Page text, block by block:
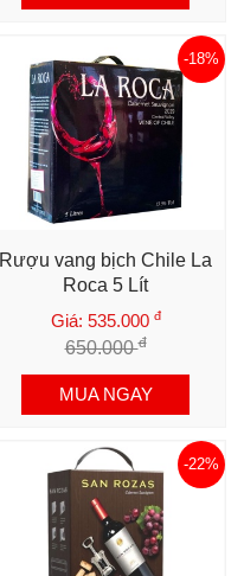
Rượu vang bịch Chile La
Roca 5 Lít
Giá: 535.000 đ
650.000đ
-18%
MUA NGAY
-22%